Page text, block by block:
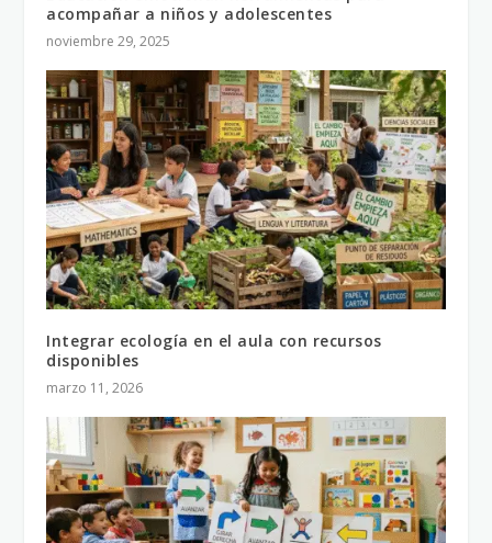
acompañar a niños y adolescentes
noviembre 29, 2025
Integrar ecología en el aula con recursos
disponibles
marzo 11, 2026